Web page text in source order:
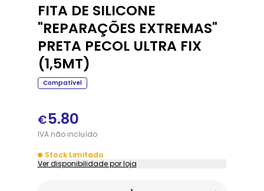
FITA DE SILICONE
"REPARAÇÕES EXTREMAS"
PRETA PECOL ULTRA FIX
(1,5MT)
Compatível
€5.80
IVAnãoincluído
Stock Limitado
Ver disponibilidade por loja